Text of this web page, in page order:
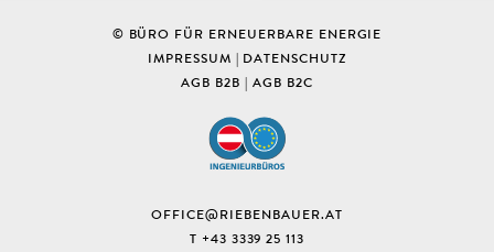
RALE
TALENT
UNSTSTOFF
TECHNIK & W
ERKZEUGB
OFFICE@RIEBENBAUER.AT
T +43 3339 25 113
© BÜRO FÜR ERNEUERBARE ENERGIE
IMPRESSUM | DATENSCHUTZ
AGB B2B | AGB B2C